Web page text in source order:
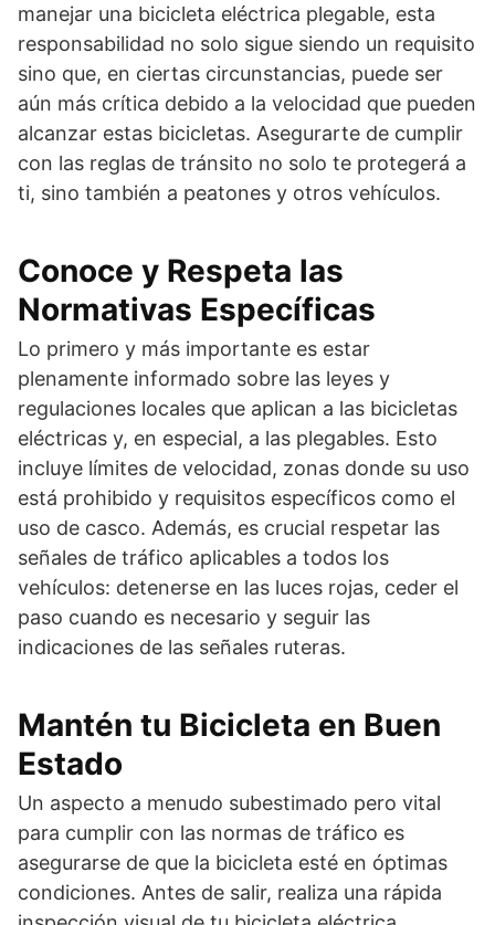
manejar una bicicleta eléctrica plegable, esta
responsabilidad no solo sigue siendo un requisito
sino que, en ciertas circunstancias, puede ser
aún más crítica debido a la velocidad que pueden
alcanzar estas bicicletas. Asegurarte de cumplir
con las reglas de tránsito no solo te protegerá a
ti, sino también a peatones y otros vehículos.
Conoce y Respeta las
Normativas Específicas
Lo primero y más importante es estar
plenamente informado sobre las leyes y
regulaciones locales que aplican a las bicicletas
eléctricas y, en especial, a las plegables. Esto
incluye límites de velocidad, zonas donde su uso
está prohibido y requisitos específicos como el
uso de casco. Además, es crucial respetar las
señales de tráfico aplicables a todos los
vehículos: detenerse en las luces rojas, ceder el
paso cuando es necesario y seguir las
indicaciones de las señales ruteras.
Mantén tu Bicicleta en Buen
Estado
Un aspecto a menudo subestimado pero vital
para cumplir con las normas de tráfico es
asegurarse de que la bicicleta esté en óptimas
condiciones. Antes de salir, realiza una rápida